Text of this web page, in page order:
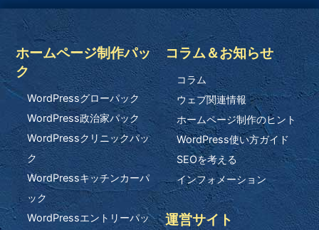
ホームページ制作パッ
ク
WordPressグローパック
WordPress政治家パック
WordPressクリニックパッ
ク
WordPressキッチンカーパ
ック
WordPressエントリーパッ
コラム＆お知らせ
コラム
ウェブ関連情報
ホームページ制作のヒント
WordPress使い方ガイド
SEOを考える
インフォメーション
運営サイト